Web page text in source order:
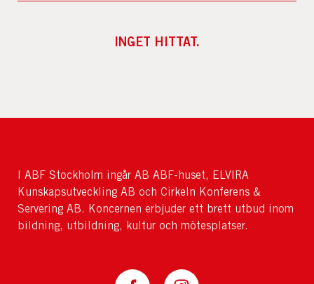
INGET HITTAT.
I ABF Stockholm ingår AB ABF-huset, ELVIRA
Kunskapsutveckling AB och Cirkeln Konferens &
Servering AB. Koncernen erbjuder ett brett utbud inom
bildning, utbildning, kultur och mötesplatser.